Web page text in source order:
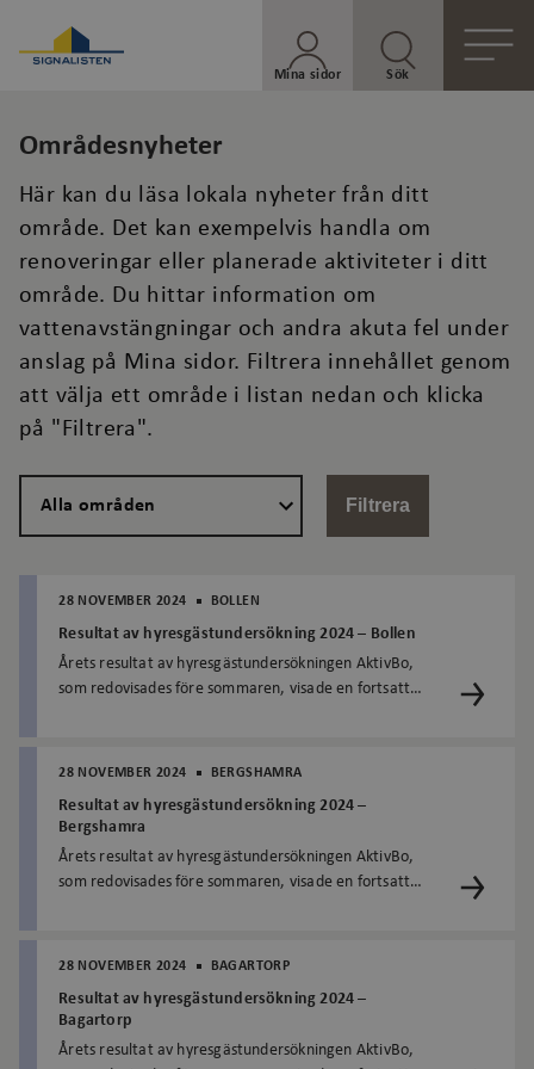
Mina sidor Sök
Områdesnyheter
Här kan du läsa lokala nyheter från ditt
område. Det kan exempelvis handla om
renoveringar eller planerade aktiviteter i ditt
område. Du hittar information om
vattenavstängningar och andra akuta fel under
anslag på Mina sidor. Filtrera innehållet genom
att välja ett område i listan nedan och klicka
på "Filtrera".
Filtrera
28 NOVEMBER 2024 BOLLEN
Resultat av hyresgästundersökning 2024 – Bollen
Årets resultat av hyresgästundersökningen AktivBo,
som redovisades före sommaren, visade en fortsatt
28 NOVEMBER 2024 BERGSHAMRA
Resultat av hyresgästundersökning 2024 –
Bergshamra
Årets resultat av hyresgästundersökningen AktivBo,
som redovisades före sommaren, visade en fortsatt
28 NOVEMBER 2024 BAGARTORP
Resultat av hyresgästundersökning 2024 –
Bagartorp
Årets resultat av hyresgästundersökningen AktivBo,